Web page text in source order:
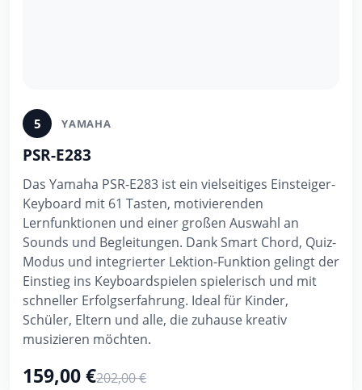
5 YAMAHA
PSR-E283
Das Yamaha PSR-E283 ist ein vielseitiges Einsteiger-
Keyboard mit 61 Tasten, motivierenden
Lernfunktionen und einer großen Auswahl an
Sounds und Begleitungen. Dank Smart Chord, Quiz-
Modus und integrierter Lektion-Funktion gelingt der
Einstieg ins Keyboardspielen spielerisch und mit
schneller Erfolgserfahrung. Ideal für Kinder,
Schüler, Eltern und alle, die zuhause kreativ
musizieren möchten.
159,00 €202,00 €